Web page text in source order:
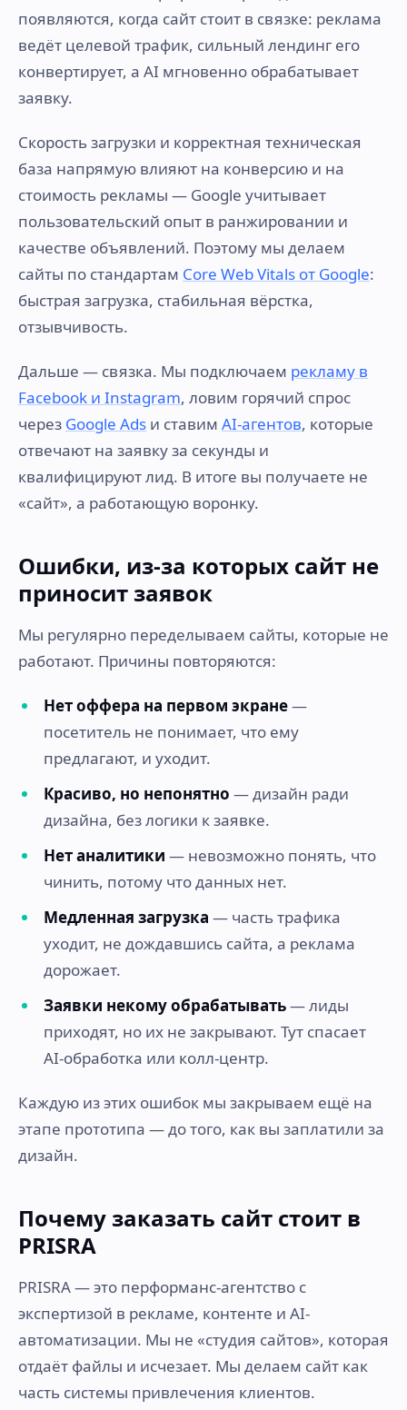
появляются, когда сайт стоит в связке: реклама
ведёт целевой трафик, сильный лендинг его
конвертирует, а AI мгновенно обрабатывает
заявку.
Скорость загрузки и корректная техническая
база напрямую влияют на конверсию и на
стоимость рекламы — Google учитывает
пользовательский опыт в ранжировании и
качестве объявлений. Поэтому мы делаем
сайты по стандартам Core Web Vitals от Google:
быстрая загрузка, стабильная вёрстка,
отзывчивость.
Дальше — связка. Мы подключаем рекламу в
Facebook и Instagram, ловим горячий спрос
через Google Ads и ставим AI-агентов, которые
отвечают на заявку за секунды и
квалифицируют лид. В итоге вы получаете не
«сайт», а работающую воронку.
Ошибки, из-за которых сайт не
приносит заявок
Мы регулярно переделываем сайты, которые не
работают. Причины повторяются:
Нет оффера на первом экране—
посетитель не понимает, что ему
предлагают, и уходит.
Красиво, но непонятно — дизайн ради
дизайна, без логики к заявке.
Нет аналитики — невозможно понять, что
чинить, потому что данных нет.
Медленная загрузка — часть трафика
уходит, не дождавшись сайта, а реклама
дорожает.
Заявки некому обрабатывать— лиды
приходят, но их не закрывают. Тут спасает
AI-обработка или колл-центр.
Каждую из этих ошибок мы закрываем ещё на
этапе прототипа — до того, как вы заплатили за
дизайн.
Почему заказать сайт стоит в
PRISRA
PRISRA — это перформанс-агентство с
экспертизой в рекламе, контенте и AI-
автоматизации. Мы не «студия сайтов», которая
отдаёт файлы и исчезает. Мы делаем сайт как
часть системы привлечения клиентов.